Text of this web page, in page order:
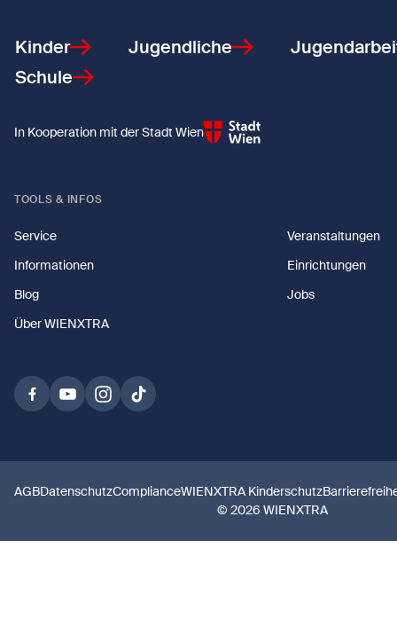
Kinder Jugendliche
Schule
In Kooperation mit der Stadt Wien
TOOLS & INFOS
Service
Veranstaltungen
Informationen
Einrichtungen
Blog
Jobs
Über WIENXTRA
© 2026 WIENXTRA
AGBDatenschutzComplianceWIENXTRA Kinderschutz